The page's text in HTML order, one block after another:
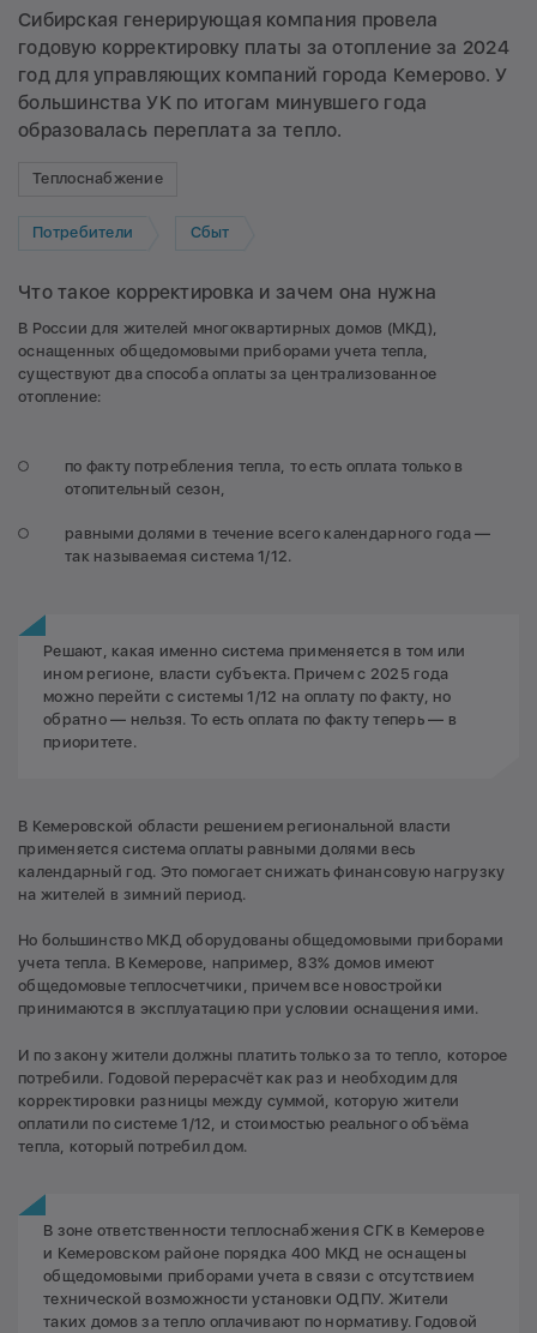
Сибирская генерирующая компания провела
годовую корректировку платы за отопление за 2024
год для управляющих компаний города Кемерово. У
большинства УК по итогам минувшего года
образовалась переплата за тепло.
Теплоснабжение
Потребители Сбыт
Что такое корректировка и зачем она нужна
В России для жителей многоквартирных домов (МКД),
оснащенных общедомовыми приборами учета тепла,
существуют два способа оплаты за централизованное
отопление:
по факту потребления тепла, то есть оплата только в
отопительный сезон,
равными долями в течение всего календарного года —
так называемая система 1/12.
Решают, какая именно система применяется в том или
ином регионе, власти субъекта. Причем с 2025 года
можно перейти с системы 1/12 на оплату по факту, но
обратно — нельзя. То есть оплата по факту теперь — в
приоритете.
В Кемеровской области решением региональной власти
применяется система оплаты равными долями весь
календарный год. Это помогает снижать финансовую нагрузку
на жителей в зимний период.
Но большинство МКД оборудованы общедомовыми приборами
учета тепла. В Кемерове, например, 83% домов имеют
общедомовые теплосчетчики, причем все новостройки
принимаются в эксплуатацию при условии оснащения ими.
И по закону жители должны платить только за то тепло, которое
потребили. Годовой перерасчёт как раз и необходим для
корректировки разницы между суммой, которую жители
оплатили по системе 1/12, и стоимостью реального объёма
тепла, который потребил дом.
В зоне ответственности теплоснабжения СГК в Кемерове
и Кемеровском районе порядка 400 МКД не оснащены
общедомовыми приборами учета в связи с отсутствием
технической возможности установки ОДПУ. Жители
таких домов за тепло оплачивают по нормативу. Годовой